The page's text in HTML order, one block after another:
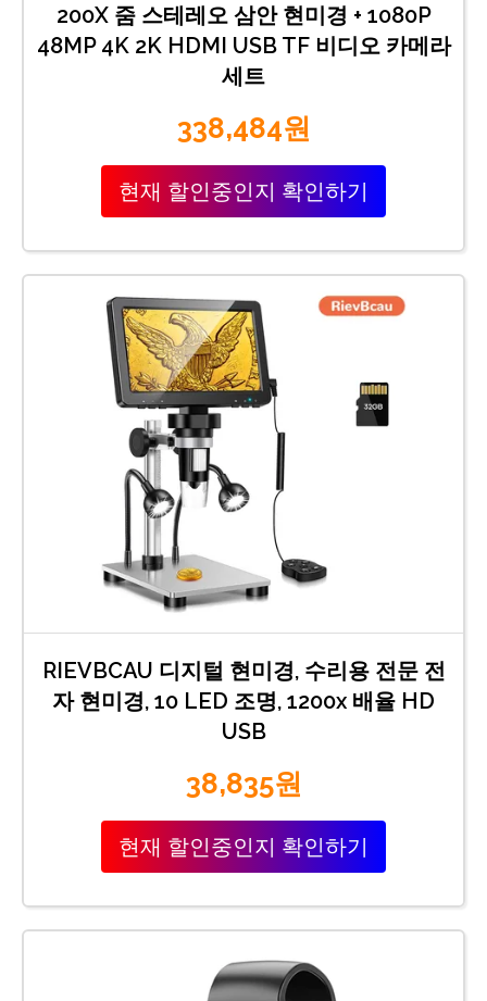
200X 줌 스테레오 삼안 현미경 + 1080P
48MP 4K 2K HDMI USB TF 비디오 카메라
세트
338,484원
현재 할인중인지 확인하기
RIEVBCAU 디지털 현미경, 수리용 전문 전
자 현미경, 10 LED 조명, 1200x 배율 HD
USB
38,835원
현재 할인중인지 확인하기